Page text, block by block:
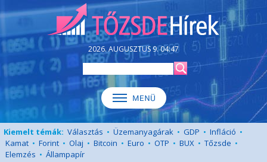
2026. AUGUSZTUS 9. 04:47
Kiemelt témák: Választás • Üzemanyagárak • GDP • Infláció •
Kamat • Forint • Olaj • Bitcoin • Euro • OTP • BUX • Tőzsde •
Elemzés • Állampapír